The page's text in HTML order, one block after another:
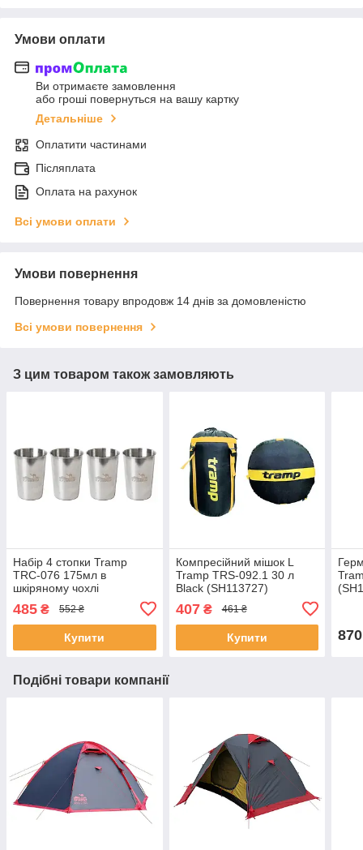
Умови оплати
Ви отримаєте замовлення
або гроші повернуться на вашу картку
Детальніше
Оплатити частинами
Післяплата
Оплата на рахунок
Всі умови оплати
Умови повернення
Повернення товару впродовж 14 днів за домовленістю
Всі умови повернення
З цим товаром також замовляють
Набір 4 стопки Tramp
TRC-076 175мл в
шкіряному чохлі
485 ₴ 552 ₴
Купити
Компресійний мішок L
Tramp TRS-092.1 30 л
Black (SH113727)
407₴ 461 ₴
Купити 870
Подібні товари компанії